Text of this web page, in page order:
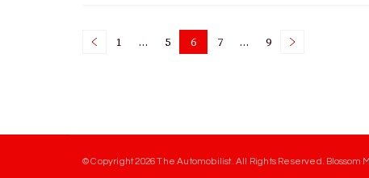
Posts
Page
1 … Page
5 Page
6 Page
7 … Page
9
© Copyright 2026The Automobilist. All Rights Reserved. Blossom